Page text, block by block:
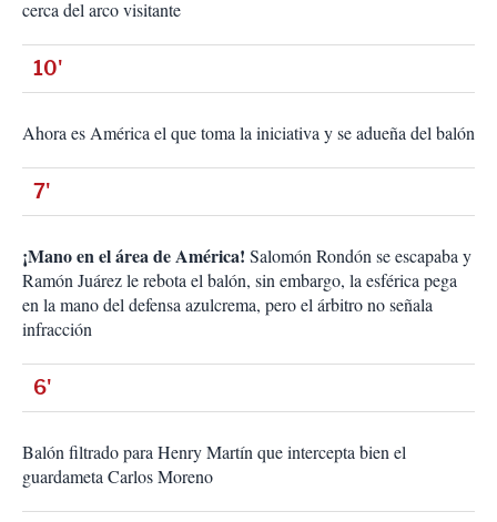
cerca del arco visitante
10'
Ahora es América el que toma la iniciativa y se adueña del balón
7'
¡Mano en el área de América! Salomón Rondón se escapaba y
Ramón Juárez le rebota el balón, sin embargo, la esférica pega
en la mano del defensa azulcrema, pero el árbitro no señala
infracción
6'
Balón filtrado para Henry Martín que intercepta bien el
guardameta Carlos Moreno